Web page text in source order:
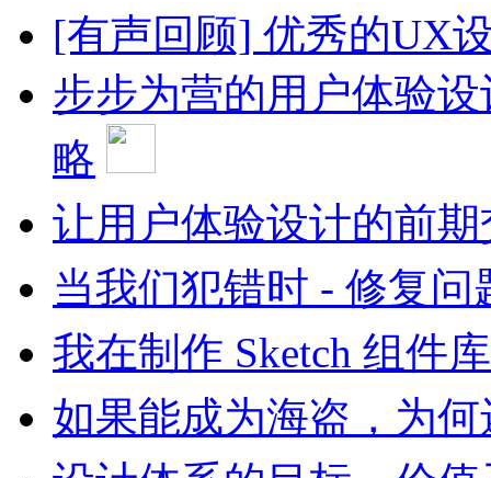
[有声回顾] 优秀的UX
步步为营的用户体验
略
让用户体验设计的前
当我们犯错时 - 修复问
我在制作 Sketch 组件
如果能成为海盗，为